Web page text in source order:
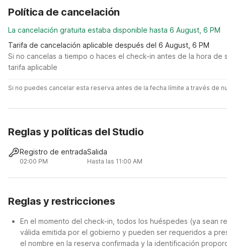
Política de cancelación
La cancelación gratuita estaba disponible hasta 6 August, 6 PM
Tarifa de cancelación aplicable después del 6 August, 6 PM
Si no cancelas a tiempo o haces el check-in antes de la hora
tarifa aplicable
Si no puedes cancelar esta reserva antes de la fecha límite a través de
Reglas y políticas del Studio
Registro de entrada
02:00 PM
Salida
Hasta las 11:00 AM
Reglas y restricciones
En el momento del check-in, todos los huéspedes (ya sean
válida emitida por el gobierno y pueden ser requeridos a
el nombre en la reserva confirmada y la identificación